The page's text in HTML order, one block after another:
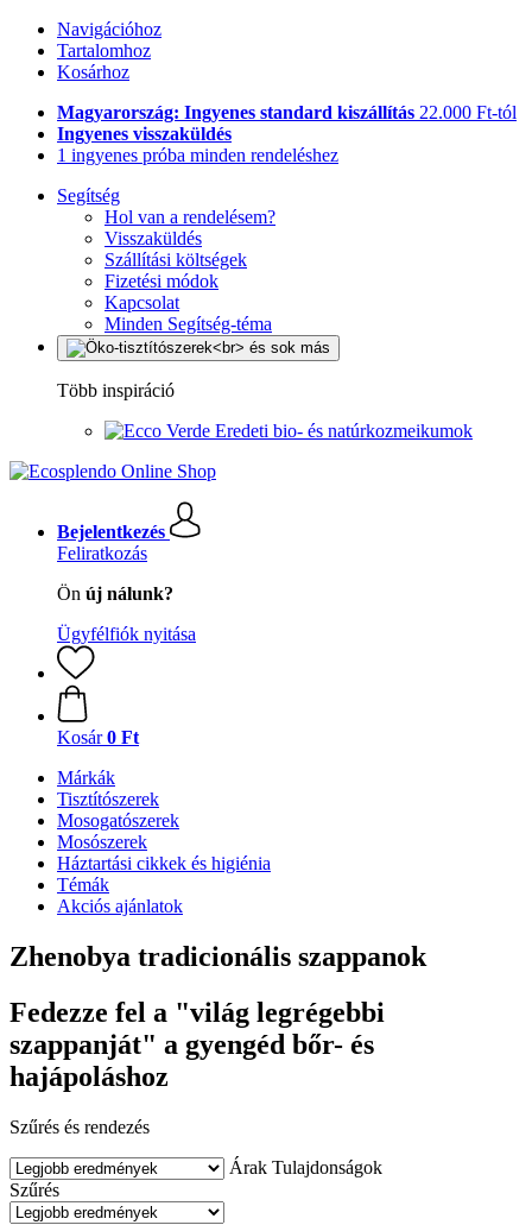
Navigációhoz
Tartalomhoz
Kosárhoz
Magyarország: Ingyenes standard kiszállítás 22.000 Ft-tól
Ingyenes visszaküldés
1 ingyenes próba minden rendeléshez
Segítség
Hol van a rendelésem?
Visszaküldés
Szállítási költségek
Fizetési módok
Kapcsolat
Minden Segítség-téma
Több inspiráció
Eredeti bio- és natúrkozmeikumok
Bejelentkezés
Feliratkozás
Ön új nálunk?
Ügyfélfiók nyitása
Kosár 0 Ft
Márkák
Tisztítószerek
Mosogatószerek
Mosószerek
Háztartási cikkek és higiénia
Témák
Akciós ajánlatok
Zhenobya tradicionális szappanok
Fedezze fel a "világ legrégebbi
szappanját" a gyengéd bőr- és
hajápoláshoz
Szűrés és rendezés
Árak Tulajdonságok
Szűrés